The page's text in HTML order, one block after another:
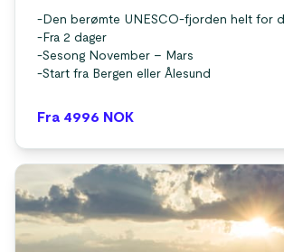
- Den berømte UNESCO-fjorden helt for
- Fra 2 dager
-Sesong November – Mars
-Start fra Bergen eller Ålesund
Fra 4996 NOK